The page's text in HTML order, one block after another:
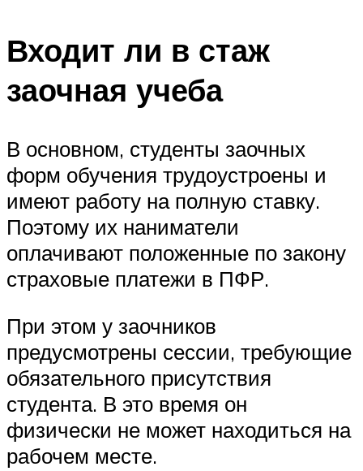
Входит ли в стаж
заочная учеба
В основном, студенты заочных
форм обучения трудоустроены и
имеют работу на полную ставку.
Поэтому их наниматели
оплачивают положенные по закону
страховые платежи в ПФР.
При этом у заочников
предусмотрены сессии, требующие
обязательного присутствия
студента. В это время он
физически не может находиться на
рабочем месте.